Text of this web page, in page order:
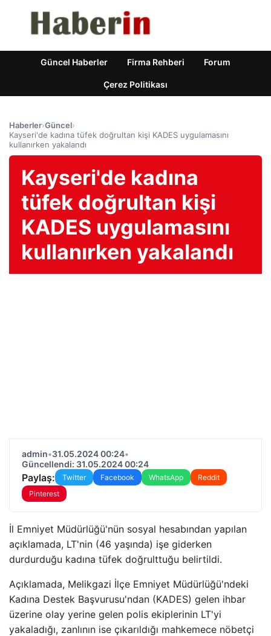
Güncel Haberler Firma Rehberi Forum
Çerez Politikası
Haberler›Güncel›
Kayseri'de kadına tüfek doğrultan kişi KADES uygulamasını
kullanırken yakalandı
Kayseri'de kadına
tüfek doğrultan kişi
KADES uygulamasını
kullanırken yakalandı
admin•31.05.2024 00:24•
Güncellendi: 31.05.2024 00:24
Paylaş: Twitter Facebook WhatsApp
Reddit
Pinterest
İl Emniyet Müdürlüğü'nün sosyal hesabından yapılan
açıklamada, LT'nin (46 yaşında) işe giderken
durdurduğu kadına tüfek doğrulttuğu belirtildi.
Açıklamada, Melikgazi İlçe Emniyet Müdürlüğü'ndeki
Kadına Destek Başvurusu'ndan (KADES) gelen ihbar
üzerine olay yerine gelen polis ekiplerinin LT'yi
yakaladığı, zanlının ise çıkarıldığı mahkemece nöbetçi